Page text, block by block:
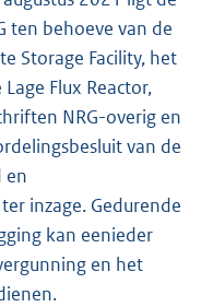
ten behoeve van de
Storage Facility, het
Flux Reactor,
NRG-overig en
van de
en
inzage. Gedurende
kan eenieder
en het